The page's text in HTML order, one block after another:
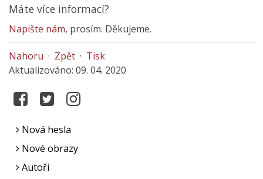
Máte více informací?
Napište nám, prosím. Děkujeme.
Nahoru · Zpět · Tisk
Aktualizováno: 09. 04. 2020
Nová hesla
Nové obrazy
Autoři